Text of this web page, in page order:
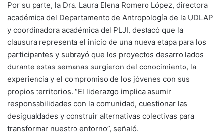
Por su parte, la Dra. Laura Elena Romero López, directora
académica del Departamento de Antropología de la UDLAP
y coordinadora académica del PLJI, destacó que la
clausura representa el inicio de una nueva etapa para los
participantes y subrayó que los proyectos desarrollados
durante estas semanas surgieron del conocimiento, la
experiencia y el compromiso de los jóvenes con sus
propios territorios. “El liderazgo implica asumir
responsabilidades con la comunidad, cuestionar las
desigualdades y construir alternativas colectivas para
transformar nuestro entorno”, señaló.